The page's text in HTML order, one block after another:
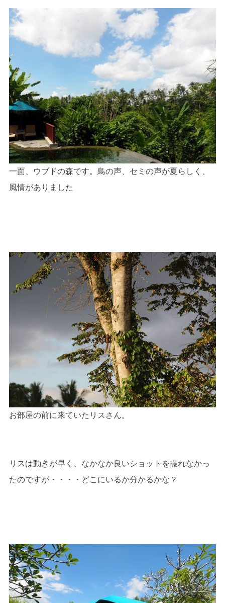
一面、ウブドの森です。鳥の声、セミの声が夏らしく、
風情がありました
お部屋の前に来ていたリスさん。
リスは動きが早く、なかなか良いショットを撮れなかっ
たのですが・・・・どこにいるか分かるかな？